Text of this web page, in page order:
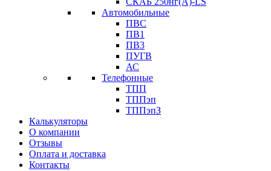
Автомобильные
ПВС
ПВ1
ПВ3
ПУГВ
АС
Телефонные
ТПП
ТППэп
ТППэпЗ
Калькуляторы
О компании
Отзывы
Оплата и доставка
Контакты